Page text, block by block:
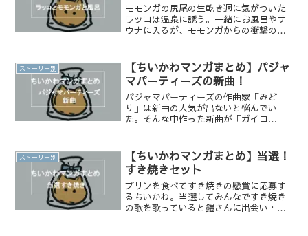
モモンガの尻尾の生乾き週に気がついた
ラッコは温泉に誘う。一緒にお風呂やサ
ウナに入るが、モモンガからの衝撃の一
ストーリー別
【ちいかわマンガまとめ】パジャ
マパーティーズの新曲！
パジャマパーティーズの作曲家「みど
り」は新曲の人気が出ないと悩んでい
た。そんな中作った新曲が「ガイコ
は・・・
ストーリー別
【ちいかわマンガまとめ】当選！
すき焼きセット
プリンを食べてすき焼きの懸賞に応募す
るちいかわ。当選してみんなですき焼き
の歌を歌っていると鎧さんに出会い・・